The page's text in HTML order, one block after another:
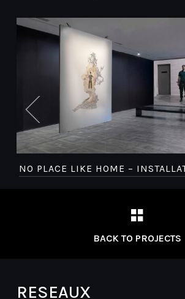
NO PLACE LIKE HOME –
BACK TO PROJECTS
RESEAUX